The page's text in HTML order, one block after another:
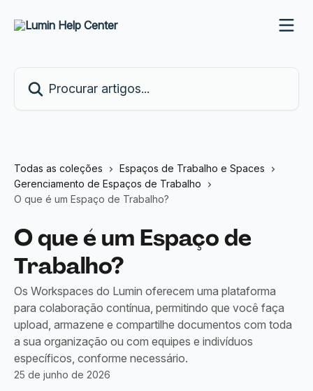
Todas as coleções
Espaços de Trabalho e Spaces
Gerenciamento de Espaços de Trabalho
O que é um Espaço de Trabalho?
O que é um Espaço de
Trabalho?
Os Workspaces do Lumin oferecem uma plataforma
para colaboração contínua, permitindo que você faça
upload, armazene e compartilhe documentos com toda
a sua organização ou com equipes e indivíduos
específicos, conforme necessário.
25 de junho de 2026